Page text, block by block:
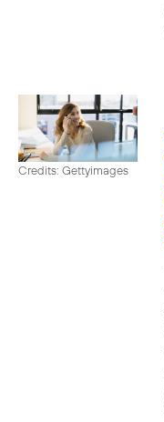
Credits: Gettyimages